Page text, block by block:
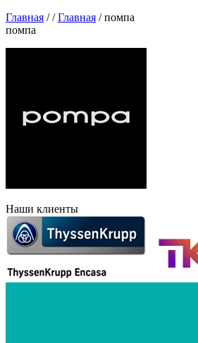
Главная //Главная /помпа
помпа
Наши клиенты